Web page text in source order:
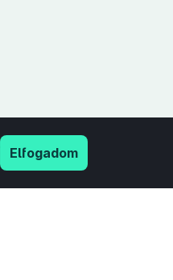
Elfogadom